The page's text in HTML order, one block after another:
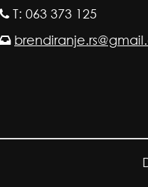
T: 063 373 125